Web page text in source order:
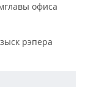
офиса
рэпера